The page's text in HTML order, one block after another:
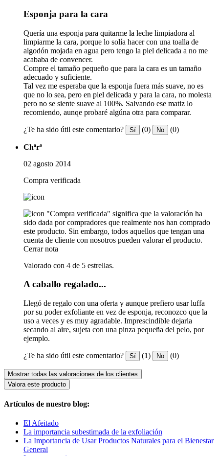
Esponja para la cara
Quería una esponja para quitarme la leche limpiadora al
limpiarme la cara, porque lo solía hacer con una toalla de
algodón mojada en agua pero tengo la piel delicada a no me
acababa de convencer.
Compre el tamaño pequeño que para la cara es un tamaño
adecuado y suficiente.
Tal vez me esperaba que la esponja fuera más suave, no es
que no lo sea, pero en piel delicada y para la cara, no molesta
pero no se siente suave al 100%. Salvando ese matiz lo
recomiendo, aunqe probaré algúna otra para comparar.
¿Te ha sido útil este comentario? Sí (0) No (0)
Chªrº
02 agosto 2014
Compra verificada
"Compra verificada" significa que la valoración ha
sido dada por compradores que realmente nos han comprado
este producto. Sin embargo, todos aquellos que tengan una
cuenta de cliente con nosotros pueden valorar el producto.
Cerrar nota
Valorado con 4 de 5 estrellas.
A caballo regalado...
Llegó de regalo con una oferta y aunque prefiero usar luffa
por su poder exfoliante en vez de esponja, reconozco que la
uso a veces y es muy agradable. Imprescindible dejarla
secando al aire, sujeta con una pinza pequeña del pelo, por
ejemplo.
¿Te ha sido útil este comentario? Sí (1) No (0)
Mostrar todas las valoraciones de los clientes
Valora este producto
Artículos de nuestro blog:
El Afeitado
La importancia subestimada de la exfoliación
La Importancia de Usar Productos Naturales para el Bienestar
General